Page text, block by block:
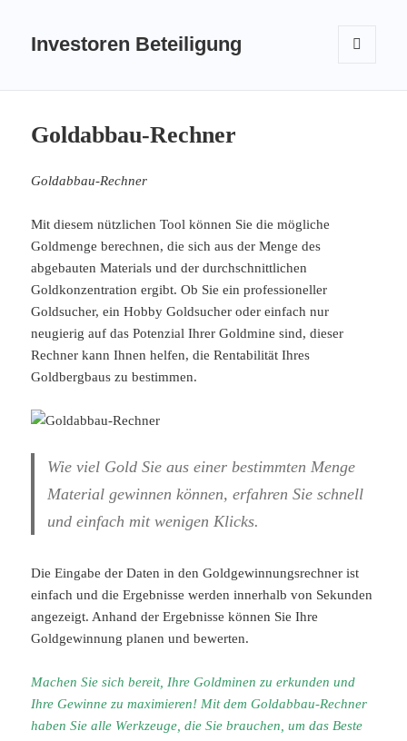
Investoren Beteiligung
WIDGETS
Goldabbau-Rechner
Goldabbau-Rechner
Mit diesem nützlichen Tool können Sie die mögliche
Goldmenge berechnen, die sich aus der Menge des
abgebauten Materials und der durchschnittlichen
Goldkonzentration ergibt. Ob Sie ein professioneller
Goldsucher, ein Hobby Goldsucher oder einfach nur
neugierig auf das Potenzial Ihrer Goldmine sind, dieser
Rechner kann Ihnen helfen, die Rentabilität Ihres
Goldbergbaus zu bestimmen.
Wie viel Gold Sie aus einer bestimmten Menge
Material gewinnen können, erfahren Sie schnell
und einfach mit wenigen Klicks.
Die Eingabe der Daten in den Goldgewinnungsrechner ist
einfach und die Ergebnisse werden innerhalb von Sekunden
angezeigt. Anhand der Ergebnisse können Sie Ihre
Goldgewinnung planen und bewerten.
Machen Sie sich bereit, Ihre Goldminen zu erkunden und
Ihre Gewinne zu maximieren! Mit dem Goldabbau-Rechner
haben Sie alle Werkzeuge, die Sie brauchen, um das Beste